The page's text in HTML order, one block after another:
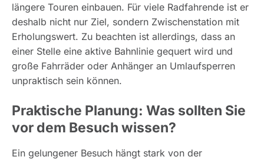
längere Touren einbauen. Für viele Radfahrende ist er
deshalb nicht nur Ziel, sondern Zwischenstation mit
Erholungswert. Zu beachten ist allerdings, dass an
einer Stelle eine aktive Bahnlinie gequert wird und
große Fahrräder oder Anhänger an Umlaufsperren
unpraktisch sein können.
Praktische Planung: Was sollten Sie
vor dem Besuch wissen?
Ein gelungener Besuch hängt stark von der